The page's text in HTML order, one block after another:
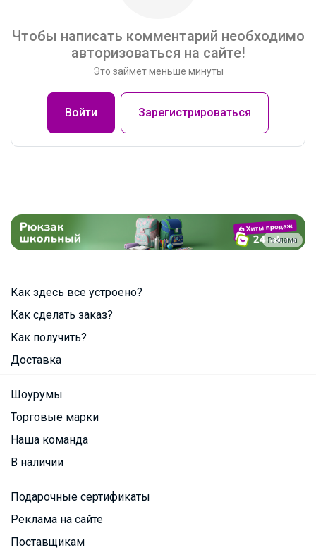
Чтобы написать комментарий необходимо
авторизоваться на сайте!
Это займет меньше минуты
Войти Зарегистрироваться
Реклама
Как здесь все устроено?
Как сделать заказ?
Как получить?
Доставка
Шоурумы
Торговые марки
Наша команда
В наличии
Подарочные сертификаты
Реклама на сайте
Поставщикам